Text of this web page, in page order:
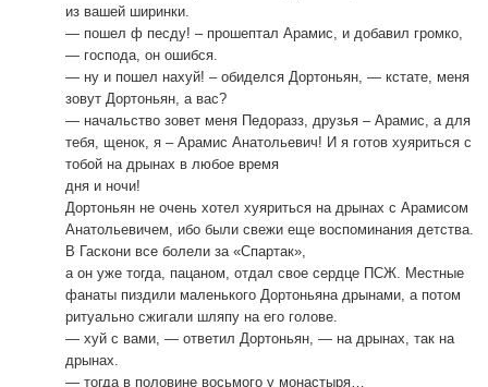
из вашей ширинки.
— пошел ф песду! – прошептал Арамис, и добавил громко,
— господа, он ошибся.
— ну и пошел нахуй! – обиделся Дортоньян, — кстате, меня
зовут Дортоньян, а вас?
— начальство зовет меня Педоразз, друзья – Арамис, а для
тебя, щенок, я – Арамис Анатольевич! И я готов хуяриться с
тобой на дрынах в любое время
дня и ночи!
Дортоньян не очень хотел хуяриться на дрынах с Арамисом
Анатольевичем, ибо были свежи еще воспоминания детства.
В Гаскони все болели за «Спартак»,
а он уже тогда, пацаном, отдал свое сердце ПСЖ. Местные
фанаты пиздили маленького Дортоньяна дрынами, а потом
ритуально сжигали шляпу на его голове.
— хуй с вами, — ответил Дортоньян, — на дрынах, так на
дрынах.
— тогда в половине восьмого у монастыря…